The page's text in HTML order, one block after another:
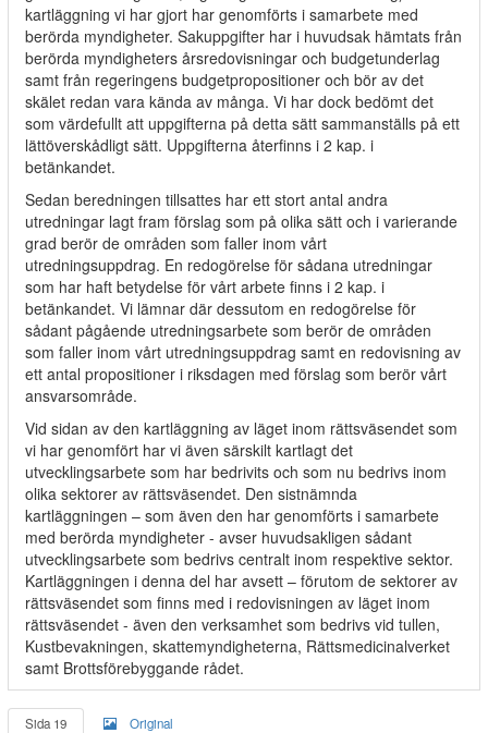
kartläggning vi har gjort har genomförts i samarbete med
berörda myndigheter. Sakuppgifter har i huvudsak hämtats från
berörda myndigheters årsredovisningar och budgetunderlag
samt från regeringens budgetpropositioner och bör av det
skälet redan vara kända av många. Vi har dock bedömt det
som värdefullt att uppgifterna på detta sätt sammanställs på ett
lättöverskådligt sätt. Uppgifterna återfinns i 2 kap. i
betänkandet.
Sedan beredningen tillsattes har ett stort antal andra
utredningar lagt fram förslag som på olika sätt och i varierande
grad berör de områden som faller inom vårt
utredningsuppdrag. En redogörelse för sådana utredningar
som har haft betydelse för vårt arbete finns i 2 kap. i
betänkandet. Vi lämnar där dessutom en redogörelse för
sådant pågående utredningsarbete som berör de områden
som faller inom vårt utredningsuppdrag samt en redovisning av
ett antal propositioner i riksdagen med förslag som berör vårt
ansvarsområde.
Vid sidan av den kartläggning av läget inom rättsväsendet som
vi har genomfört har vi även särskilt kartlagt det
utvecklingsarbete som har bedrivits och som nu bedrivs inom
olika sektorer av rättsväsendet. Den sistnämnda
kartläggningen – som även den har genomförts i samarbete
med berörda myndigheter - avser huvudsakligen sådant
utvecklingsarbete som bedrivs centralt inom respektive sektor.
Kartläggningen i denna del har avsett – förutom de sektorer av
rättsväsendet som finns med i redovisningen av läget inom
rättsväsendet - även den verksamhet som bedrivs vid tullen,
Kustbevakningen, skattemyndigheterna, Rättsmedicinalverket
samt Brottsförebyggande rådet.
Sida 19 Original